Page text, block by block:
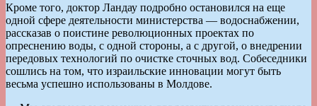
Кроме того, доктор Ландау подробно остановился на еще
одной сфере деятельности министерства — водоснабжении,
рассказав о поистине революционных проектах по
опреснению воды, с одной стороны, а с другой, о внедрении
передовых технологий по очистке сточных вод. Собеседники
сошлись на том, что израильские инновации могут быть
весьма успешно использованы в Молдове.